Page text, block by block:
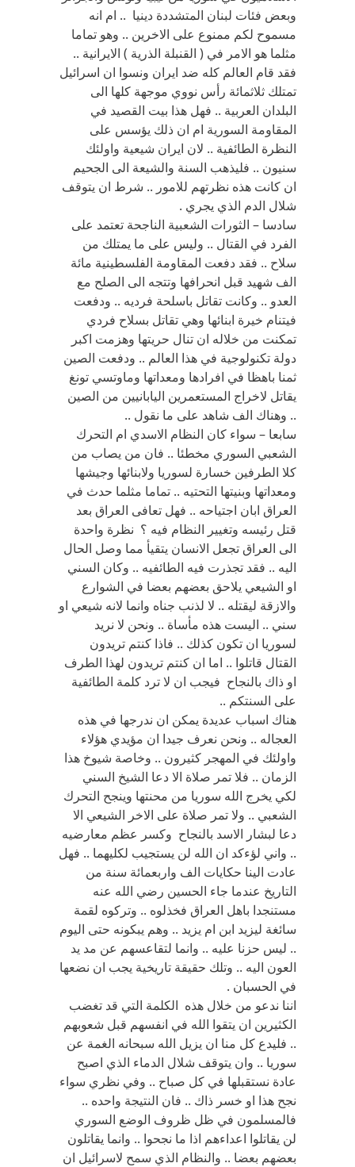
وبعض فئات لبنان المتشددة دينيا .. ام انه
مسموح لكم ممنوع على الاخرين .. وهو تماما
مثلما هو الامر في ( القنبلة الذرية ) الايرانية ..
فقد قام العالم كله ضد ايران ونسوا ان اسرائيل
تمتلك ثلاثمائة رأس نووي موجهة كلها الى
البلدان العربية .. فهل هذا بيت القصيد في
المقاومة السورية ام ان ذلك يؤسس على
النظرة الطائفية .. لان ايران شيعية واولئك
سنيون .. فليذهب السنة والشيعة الى الجحيم
ان كانت هذه نظرتهم للامور .. شرط ان يتوقف
شلال الدم الذي يجري .
سادسا – الثورات الشعبية الناجحة تعتمد على
الفرد في القتال .. وليس على ما يمتلك من
سلاح .. فقد دفعت المقاومة الفلسطينية مائة
الف شهيد قبل انحرافها وتتجه الى الصلح مع
العدو .. وكانت تقاتل باسلحة فرديه .. ودفعت
فيتنام خيرة ابنائها وهي تقاتل بسلاح فردي
تمكنت من خلاله ان تنال حريتها وهزمت اكبر
دولة تكنولوجية في هذا العالم .. ودفعت الصين
ثمنا باهظا في افرادها ومعداتها وماوتسي تونغ
يقاتل لاخراج المستعمرين اليابانيين من الصين
.. وهناك الف شاهد على ما نقول ..
سابعا – سواء كان النظام الاسدي ام التحرك
الشعبي السوري مخطئا .. فان من يصاب من
كلا الطرفين خسارة لسوريا ولابنائها وجيشها
ومعداتها وبنيتها التحتيه .. تماما مثلما حدث في
العراق ابان اجتياحه .. فهل تعافى العراق بعد
قتل رئيسه وتغيير النظام فيه ؟ نظرة واحدة
الى العراق تجعل الانسان يتقيأ مما وصل الحال
اليه .. فقد تجذرت فيه الطائفيه .. وكان السني
او الشيعي يلاحق بعضهم بعضا في الشوارع
والازقة ليقتله .. لا لذنب جناه وانما لانه شيعي او
سني .. اليست هذه مأساة .. ونحن لا نريد
لسوريا ان تكون كذلك .. فاذا كنتم تريدون
القتال قاتلوا .. اما ان كنتم تريدون لهذا الطرف
او ذاك بالنجاح فيجب ان لا ترد كلمة الطائفية
على السنتكم ..
هناك اسباب عديدة يمكن ان ندرجها في هذه
العجاله .. ونحن نعرف جيدا ان مؤيدي هؤلاء
واولئك في المهجر كثيرون .. وخاصة شيوخ هذا
الزمان .. فلا تمر صلاة الا دعا الشيخ السني
لكي يخرج الله سوريا من محنتها وينجح التحرك
الشعبي .. ولا تمر صلاة على الاخر الشيعي الا
دعا لبشار الاسد بالنجاح وكسر عظم معارضيه
.. واني لؤءكد ان الله لن يستجيب لكليهما .. فهل
عادت الينا حكايات الف واربعمائة سنة من
التاريخ عندما جاء الحسين رضي الله عنه
مستنجدا باهل العراق فخذلوه .. وتركوه لقمة
سائغة ليزيد ابن ام يزيد .. وهم يبكونه حتى اليوم
.. ليس حزنا عليه .. وانما لتقاعسهم عن مد يد
العون اليه .. وتلك حقيقة تاريخية يجب ان نضعها
في الحسبان .
اننا ندعو من خلال هذه الكلمة التي قد تغضب
الكثيرين ان يتقوا الله في انفسهم قبل شعوبهم
.. فليدع كل منا ان يزيل الله سبحانه الغمة عن
سوريا .. وان يتوقف شلال الدماء الذي اصبح
عادة نستقبلها في كل صباح .. وفي نظري سواء
نجح هذا او خسر ذاك .. فان النتيجة واحده ..
فالمسلمون في ظل ظروف الوضع السوري
لن يقاتلوا اعداءهم اذا ما نجحوا .. وانما يقاتلون
بعضهم بعضا .. والنظام الذي سمح لاسرائيل ان